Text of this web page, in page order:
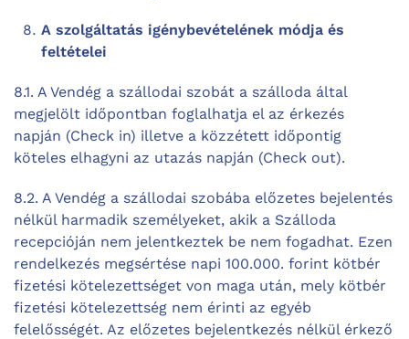
A szolgáltatás igénybevételének módja és
feltételei
8.1. A Vendég a szállodai szobát a szálloda által
megjelölt időpontban foglalhatja el az érkezés
napján (Check in) illetve a közzétett időpontig
köteles elhagyni az utazás napján (Check out).
8.2. A Vendég a szállodai szobába előzetes bejelentés
nélkül harmadik személyeket, akik a Szálloda
recepcióján nem jelentkeztek be nem fogadhat. Ezen
rendelkezés megsértése napi 100.000. forint kötbér
fizetési kötelezettséget von maga után, mely kötbér
fizetési kötelezettség nem érinti az egyéb
felelősségét. Az előzetes bejelentkezés nélkül érkező